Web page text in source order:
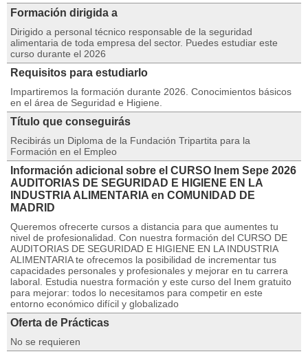
Formación dirigida a
Dirigido a personal técnico responsable de la seguridad
alimentaria de toda empresa del sector. Puedes estudiar este
curso durante el 2026
Requisitos para estudiarlo
Impartiremos la formación durante 2026. Conocimientos básicos
en el área de Seguridad e Higiene.
Título que conseguirás
Recibirás un Diploma de la Fundación Tripartita para la
Formación en el Empleo
Información adicional sobre el CURSO Inem Sepe 2026
AUDITORIAS DE SEGURIDAD E HIGIENE EN LA
INDUSTRIA ALIMENTARIA en COMUNIDAD DE
MADRID
Queremos ofrecerte cursos a distancia para que aumentes tu
nivel de profesionalidad. Con nuestra formación del CURSO DE
AUDITORIAS DE SEGURIDAD E HIGIENE EN LA INDUSTRIA
ALIMENTARIA te ofrecemos la posibilidad de incrementar tus
capacidades personales y profesionales y mejorar en tu carrera
laboral. Estudia nuestra formación y este curso del Inem gratuito
para mejorar: todos lo necesitamos para competir en este
entorno económico difícil y globalizado
Oferta de Prácticas
No se requieren